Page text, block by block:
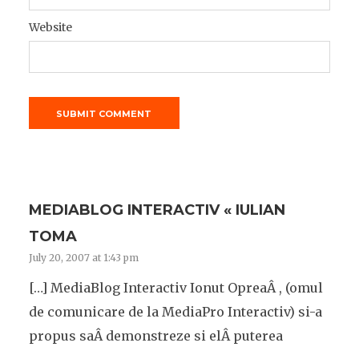
Website
MEDIABLOG INTERACTIV « IULIAN
TOMA
July 20, 2007 at 1:43 pm
[…] MediaBlog Interactiv Ionut OpreaÂ , (omul
de comunicare de la MediaPro Interactiv) si-a
propus saÂ demonstreze si elÂ puterea